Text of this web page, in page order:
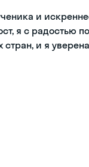
и
я с радостью
и я